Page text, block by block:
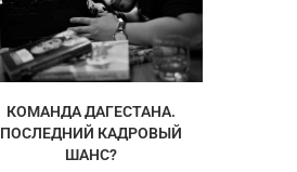
КОМАНДА ДАГЕСТАНА.
ПОСЛЕДНИЙ КАДРОВЫЙ
ШАНС?